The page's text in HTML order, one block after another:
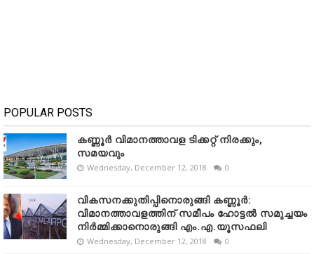
POPULAR POSTS
കണ്ണൂർ വിമാനത്താവള ടിക്കറ്റ് നിരക്കും,
സമയവും
Wednesday, December 12, 2018 0
വികസനക്കുതിപ്പിനൊരുങ്ങി കണ്ണൂർ:
വിമാനത്താവളത്തിന് സമീപം ഹോട്ടൽ സമുച്ചയം
നിർമ്മിക്കാനൊരുങ്ങി എം.എ.യൂസഫലി
Wednesday, December 12, 2018 0